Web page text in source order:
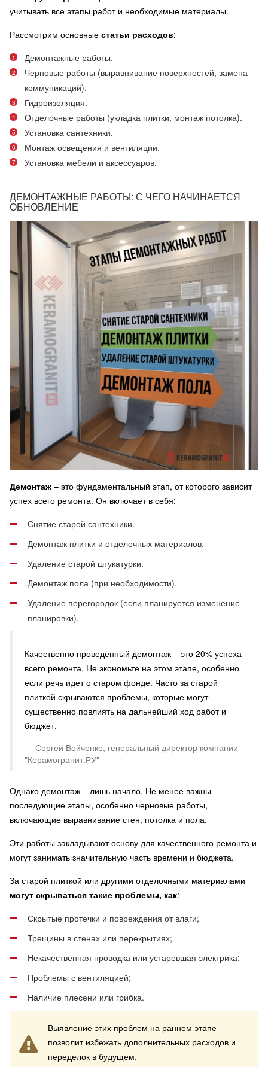
учитывать все этапы работ и необходимые материалы.
Рассмотрим основные статьи расходов:
Демонтажные работы.
Черновые работы (выравнивание поверхностей, замена
коммуникаций).
Гидроизоляция.
Отделочные работы (укладка плитки, монтаж потолка).
Установка сантехники.
Монтаж освещения и вентиляции.
Установка мебели и аксессуаров.
ДЕМОНТАЖНЫЕ РАБОТЫ: С ЧЕГО НАЧИНАЕТСЯ
ОБНОВЛЕНИЕ
Демонтаж – это фундаментальный этап, от которого зависит
успех всего ремонта. Он включает в себя:
Снятие старой сантехники.
Демонтаж плитки и отделочных материалов.
Удаление старой штукатурки.
Демонтаж пола (при необходимости).
Удаление перегородок (если планируется изменение
планировки).
Качественно проведенный демонтаж – это 20% успеха
всего ремонта. Не экономьте на этом этапе, особенно
если речь идет о старом фонде. Часто за старой
плиткой скрываются проблемы, которые могут
существенно повлиять на дальнейший ход работ и
бюджет.
Сергей Войченко, генеральный директор компании
"Керамогранит.РУ"
Однако демонтаж – лишь начало. Не менее важны
последующие этапы, особенно черновые работы,
включающие выравнивание стен, потолка и пола.
Эти работы закладывают основу для качественного ремонта и
могут занимать значительную часть времени и бюджета.
За старой плиткой или другими отделочными материалами
могут скрываться такие проблемы, как:
Скрытые протечки и повреждения от влаги;
Трещины в стенах или перекрытиях;
Некачественная проводка или устаревшая электрика;
Проблемы с вентиляцией;
Наличие плесени или грибка.
Выявление этих проблем на раннем этапе
позволит избежать дополнительных расходов и
переделок в будущем.